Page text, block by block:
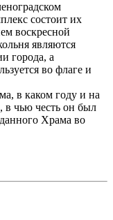
состоит их
воскресной
являются
города, а
во флаге и
в каком году и на
в чью честь он был
Храма во